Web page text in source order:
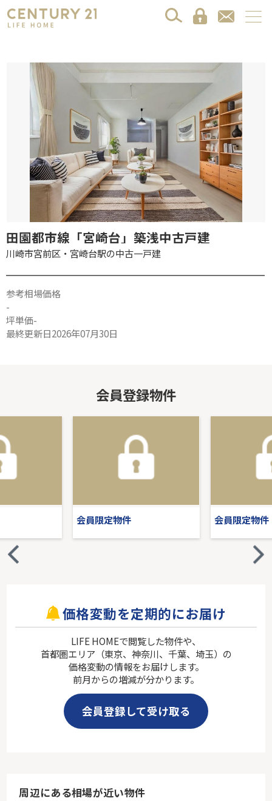
田園都市線「宮崎台」築浅中古戸建
川崎市宮前区・宮崎台駅の中古一戸建
参考相場価格
-
坪単価-
最終更新日2026年07月30日
会員登録物件
会員限定物件 会員限定物件
価格変動を定期的にお届け
LIFE HOMEで閲覧した物件や、
首都圏エリア（東京、神奈川、千葉、埼玉）の
価格変動の情報をお届けします。
前月からの増減が分かります。
会員登録して受け取る
周辺にある相場が近い物件